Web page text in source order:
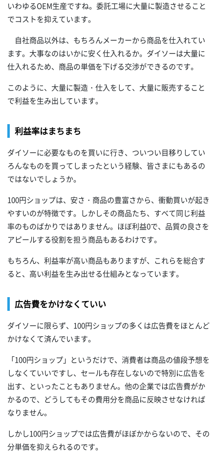
いわゆるOEM生産ですね。委託工場に大量に製造させること
でコストを抑えています。
自社商品以外は、もちろんメーカーから商品を仕入れてい
ます。大事なのはいかに安く仕入れるか。ダイソーは大量に
仕入れるため、商品の単価を下げる交渉ができるのです。
このように、大量に製造・仕入をして、大量に販売すること
で利益を生み出しています。
利益率はまちまち
ダイソーに必要なものを買いに行き、ついつい目移りしてい
ろんなものを買ってしまったという経験、皆さまにもあるの
ではないでしょうか。
100円ショップは、安さ・商品の豊富さから、衝動買いが起き
やすいのが特徴です。しかしその商品たち、すべて同じ利益
率のものばかりではありません。ほぼ利益0で、品質の良さを
アピールする役割を担う商品もあるわけです。
もちろん、利益率が高い商品もありますが、これらを総合す
ると、高い利益を生み出せる仕組みとなっています。
広告費をかけなくていい
ダイソーに限らず、100円ショップの多くは広告費をほとんど
かけなくて済んでいます。
「100円ショップ」というだけで、消費者は商品の値段予想を
しなくていいですし、セールも存在しないので特別に広告を
出す、といったこともありません。他の企業では広告費がか
かるので、どうしてもその費用分を商品に反映させなければ
なりません。
しかし100円ショップでは広告費がほぼかからないので、その
分単価を抑えられるのです。